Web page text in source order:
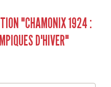
"CHAMONIX 1924 :
D'HIVER"